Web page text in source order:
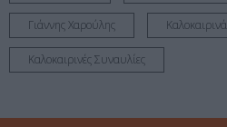
Γιάννης Χαρούλης
Καλοκαιρινές Συναυλίες